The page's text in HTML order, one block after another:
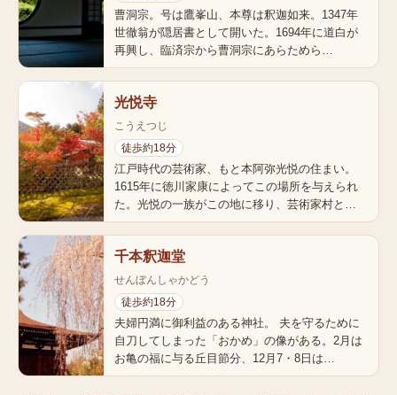
曹洞宗。号は鷹峯山、本尊は釈迦如来。1347年
世徹翁が隠居書として開いた。1694年に道白が
再興し、臨済宗から曹洞宗にあらためら…
光悦寺
こうえつじ
徒歩約18分
江戸時代の芸術家、もと本阿弥光悦の住まい。
1615年に徳川家康によってこの場所を与えられ
た。光悦の一族がこの地に移り、芸術家村と…
千本釈迦堂
せんぼんしゃかどう
徒歩約18分
夫婦円満に御利益のある神社。 夫を守るために
自刀してしまった「おかめ」の像がある。2月は
お亀の福に与る丘目節分、12月7・8日は…